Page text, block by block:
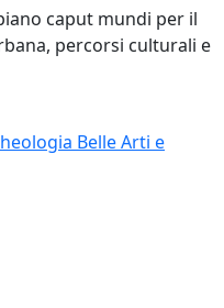
caput mundi per il
percorsi culturali e